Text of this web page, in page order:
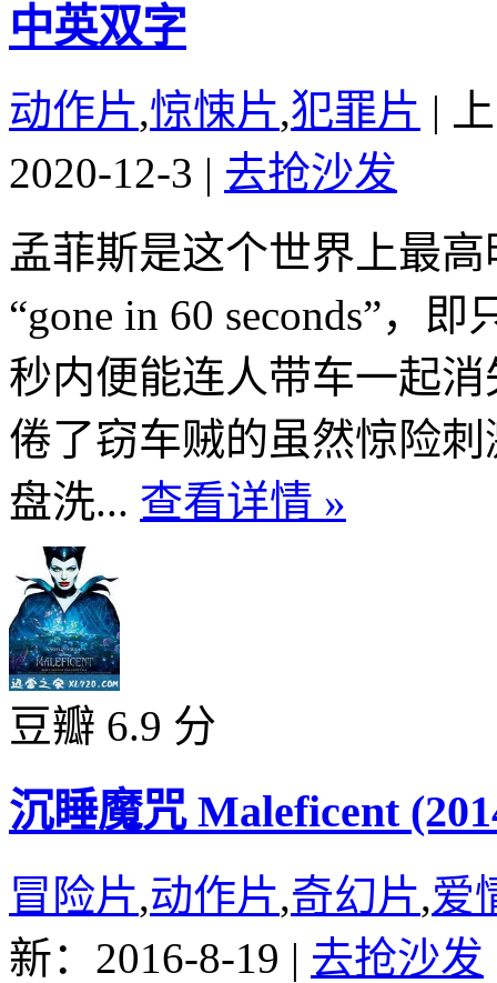
中英双字
动作片,惊悚片,犯罪片 |
2020-12-3 | 去抢沙发
孟菲斯是这个世界上最
“gone in 60 seconds”，
秒内便能连人带车一起
倦了窃车贼的虽然惊险
盘洗... 查看详情 »
豆瓣 6.9 分
沉睡魔咒 Maleficent
冒险片,动作片,奇幻片,爱
新：2016-8-19 | 去抢沙发